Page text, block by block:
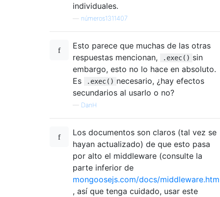
individuales.
números1311407
Esto parece que muchas de las otras
respuestas mencionan,
.exec() sin
embargo, esto no lo hace en absoluto.
Es
.exec() necesario, ¿hay efectos
secundarios al usarlo o no?
— DanH
Los documentos son claros (tal vez se
hayan actualizado) de que esto pasa
por alto el middleware (consulte la
parte inferior de
mongoosejs.com/docs/
, así que tenga cuidado, usar este